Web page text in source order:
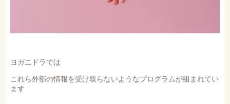
ヨガニドラでは
これら外部の情報を受け取らないようなプログラムが組まれてい
ます